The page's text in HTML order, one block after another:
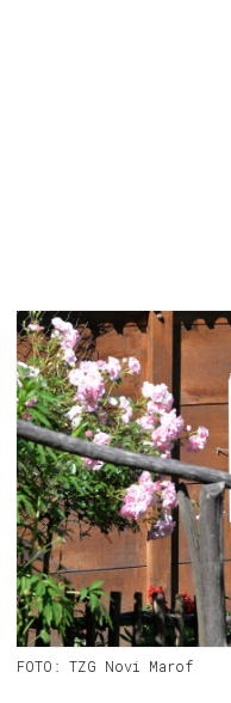
FOTO: TZG Novi Marof